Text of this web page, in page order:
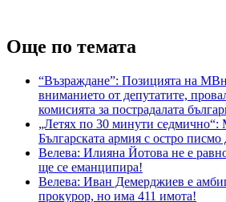
Още по темата
“Възраждане”: Позицията на
вниманието от депутатите,
комисията за пострадалата
„Летях по 30 минути седмично“:
Българската армия с остро
Велева: Илияна Йотова не е
ще се еманципира!
Велева: Иван Демерджиев е
прокурор, но има 411 имота!